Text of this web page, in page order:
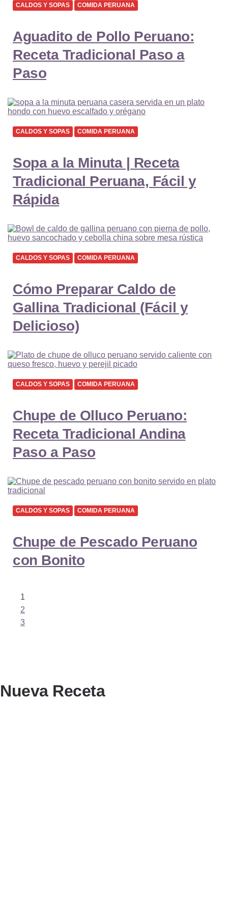
CALDOS Y SOPAS COMIDA PERUANA
Aguadito de Pollo Peruano:
Receta Tradicional Paso a
Paso
CALDOS Y SOPAS COMIDA PERUANA
Sopa a la Minuta | Receta
Tradicional Peruana, Fácil y
Rápida
CALDOS Y SOPAS COMIDA PERUANA
Cómo Preparar Caldo de
Gallina Tradicional (Fácil y
Delicioso)
CALDOS Y SOPAS COMIDA PERUANA
Chupe de Olluco Peruano:
Receta Tradicional Andina
Paso a Paso
CALDOS Y SOPAS COMIDA PERUANA
Chupe de Pescado Peruano
con Bonito
entradas
1
2
3
Nueva Receta